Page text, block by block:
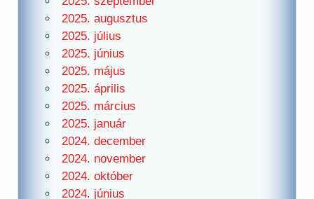
2025. augusztus
2025. július
2025. június
2025. május
2025. április
2025. március
2025. január
2024. december
2024. november
2024. október
2024. június